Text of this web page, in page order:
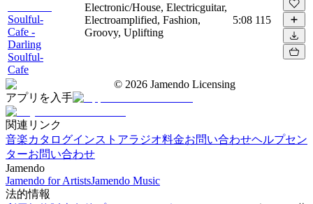
Soulful-
Cafe -
Darling
Soulful-
Cafe
Electronic/House, Electricguitar,
Electroamplified, Fashion,
Groovy, Uplifting
5:08 115
© 2026 Jamendo Licensing
アプリを入手
関連リンク
音楽カタログインストアラジオ料金お問い合わせヘルプセン
ターお問い合わせ
Jamendo
Jamendo for ArtistsJamendo Music
法的情報